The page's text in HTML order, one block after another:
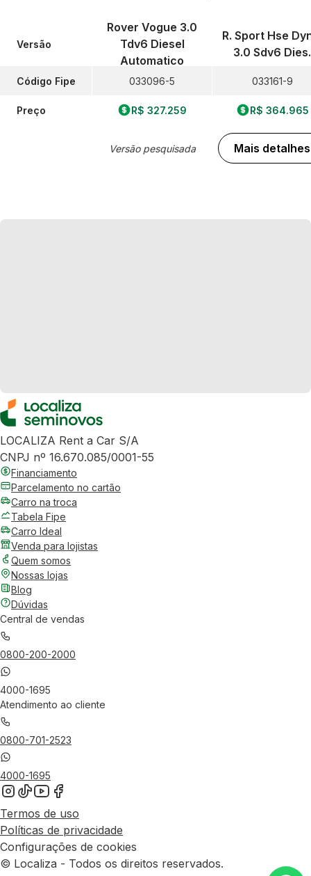
Versão
Código Fipe
Preço
Rover Vogue 3.0
Tdv6 Diesel
Automatico
033096-5
R$ 327.259
Versão pesquisada
R. Sport Hse
3.0 Sdv6 Dies.
033161-9
R$ 364.965
Mais detalhes
LOCALIZA Rent a Car S/A
CNPJ nº 16.670.085/0001-55
Financiamento
Parcelamento no cartão
Carro na troca
Tabela Fipe
Carro Ideal
Venda para lojistas
Quem somos
Nossas lojas
Blog
Dúvidas
Central de vendas
0800-200-2000
4000-1695
Atendimento ao cliente
0800-701-2523
4000-1695
Termos de uso
Políticas de privacidade
Configurações de cookies
© Localiza - Todos os direitos reservados.